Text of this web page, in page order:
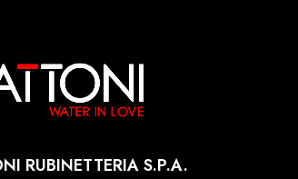
RUBINETTERIA S.P.A.